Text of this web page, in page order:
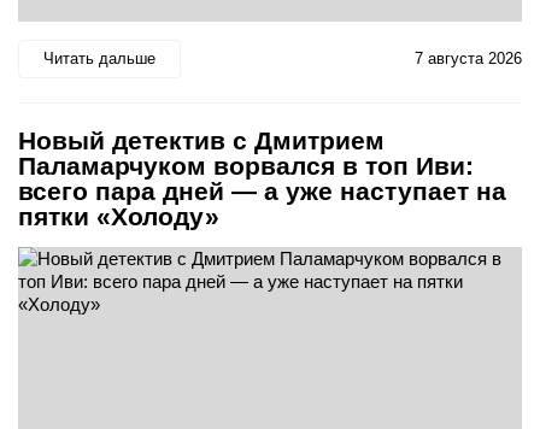
Читать дальше 7 августа 2026
Новый детектив с Дмитрием
Паламарчуком ворвался в топ Иви:
всего пара дней — а уже наступает на
пятки «Холоду»